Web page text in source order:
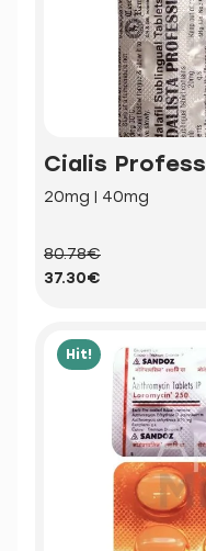
Cialis
20mg | 40mg
80.78€
37.30€
Hit!